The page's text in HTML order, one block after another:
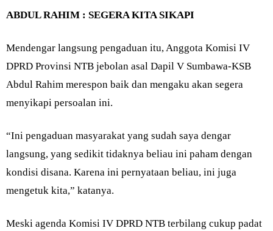
ABDUL RAHIM : SEGERA KITA SIKAPI
Mendengar langsung pengaduan itu, Anggota Komisi IV
DPRD Provinsi NTB jebolan asal Dapil V Sumbawa-KSB
Abdul Rahim merespon baik dan mengaku akan segera
menyikapi persoalan ini.
“Ini pengaduan masyarakat yang sudah saya dengar
langsung, yang sedikit tidaknya beliau ini paham dengan
kondisi disana. Karena ini pernyataan beliau, ini juga
mengetuk kita,” katanya.
Meski agenda Komisi IV DPRD NTB terbilang cukup padat